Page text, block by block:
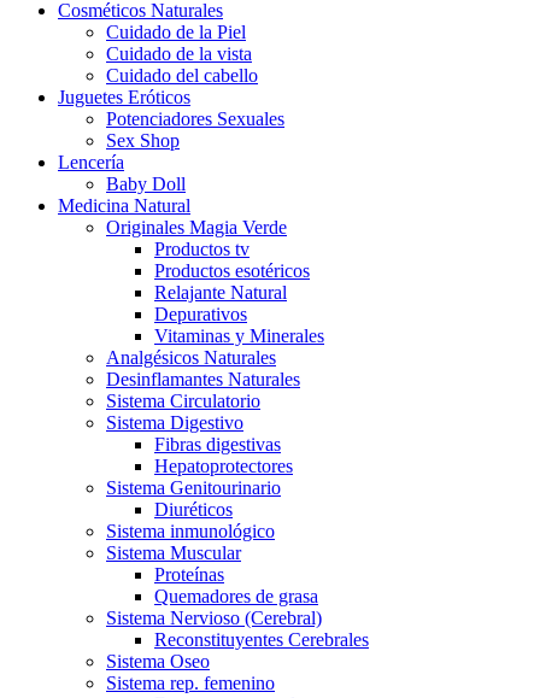
Cosméticos Naturales
Cuidado de la Piel
Cuidado de la vista
Cuidado del cabello
Juguetes Eróticos
Potenciadores Sexuales
Sex Shop
Lencería
Baby Doll
Medicina Natural
Originales Magia Verde
Productos tv
Productos esotéricos
Relajante Natural
Depurativos
Vitaminas y Minerales
Analgésicos Naturales
Desinflamantes Naturales
Sistema Circulatorio
Sistema Digestivo
Fibras digestivas
Hepatoprotectores
Sistema Genitourinario
Diuréticos
Sistema inmunológico
Sistema Muscular
Proteínas
Quemadores de grasa
Sistema Nervioso (Cerebral)
Reconstituyentes Cerebrales
Sistema Oseo
Sistema rep. femenino